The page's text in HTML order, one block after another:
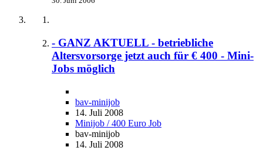
- GANZ AKTUELL - betriebliche
Altersvorsorge jetzt auch für € 400 - Mini-
Jobs möglich
bav-minijob
14. Juli 2008
Minijob / 400 Euro Job
bav-minijob
14. Juli 2008